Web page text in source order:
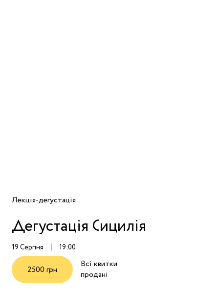
Лекція-дегустація
Дегустація Сицилія
19 Серпня 19:00
2500 грн
Всі квитки
продані